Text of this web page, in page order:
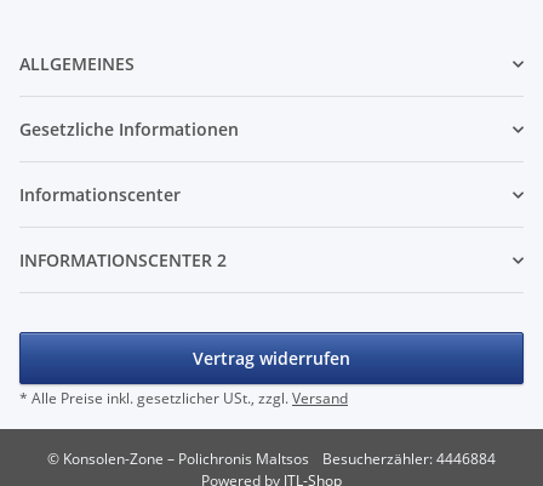
ALLGEMEINES
Gesetzliche Informationen
Informationscenter
INFORMATIONSCENTER 2
Vertrag widerrufen
* Alle Preise inkl. gesetzlicher USt., zzgl.Versand
© Konsolen-Zone – Polichronis Maltsos
Besucherzähler: 4446884
Powered by JTL-Shop